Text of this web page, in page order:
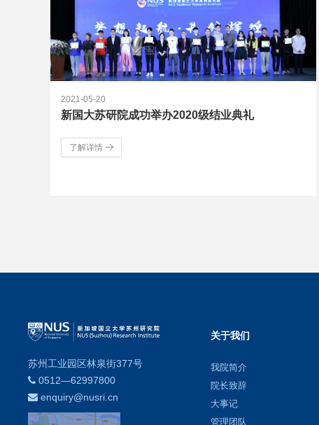
2021-05-20
新国大苏研院成功举办2020级结业典礼
了解详情
苏州工业园区林泉街377号
0512—62997800
enquiry@nusri.cn
关于我们
我院简介
院长致辞
大事记
管理团队